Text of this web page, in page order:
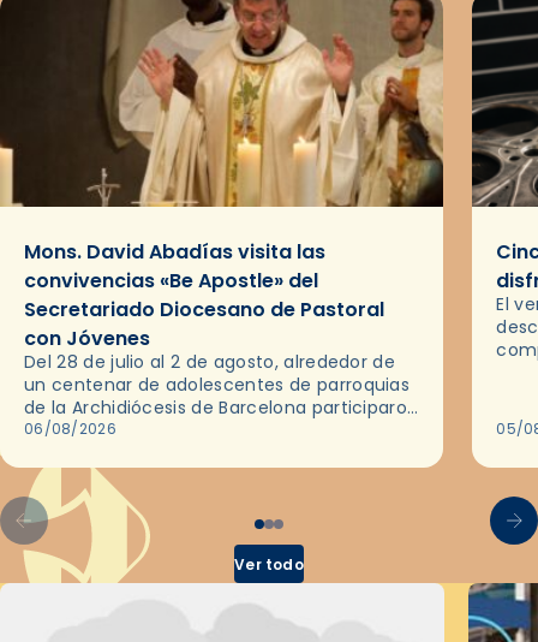
Mons. David Abadías visita las
convivencias «Be Apostle» del
Secretariado Diocesano de Pastoral
con Jóvenes
Del 28 de julio al 2 de agosto, alrededor de
un centenar de adolescentes de parroquias
de la Archidiócesis de Barcelona participaron
en las convivencias Be Apostle, organizadas
06/08/2026
El
05/
Ver todo